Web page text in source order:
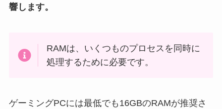
響します。
RAMは、いくつものプロセスを同時に
処理するために必要です。
ゲーミングPCには最低でも16GBのRAMが推奨さ